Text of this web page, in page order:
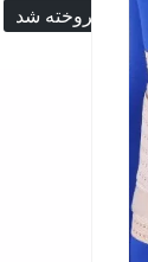
فروخته شد